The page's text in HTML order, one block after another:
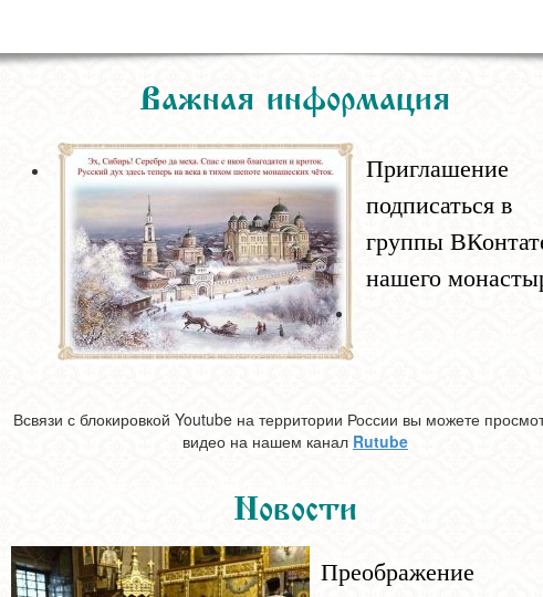
Важная информация
Приглашение
подписаться в
группы
нашего
Всвязи с блокировкой Youtube на территории России вы можете
видео на нашем канал Rutube
Новости
Преображение